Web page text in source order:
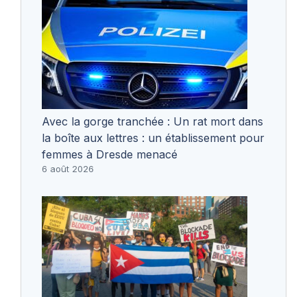
Avec la gorge tranchée : Un rat mort dans
la boîte aux lettres : un établissement pour
femmes à Dresde menacé
6 août 2026